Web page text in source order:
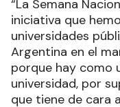
“La Semana
iniciativa que
universidades
Argentina en el
porque hay como
universidad, por
que tiene de cara